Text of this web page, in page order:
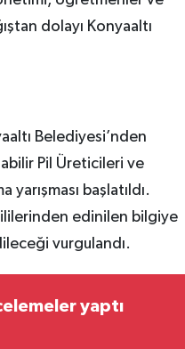
dolayı Konyaaltı
Belediyesi’nden
Pil Üreticileri ve
başlatıldı.
edinilen bilgiye
vurgulandı.
yaptı